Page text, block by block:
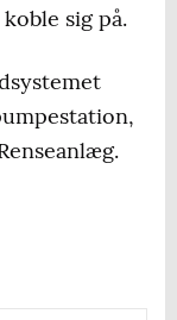
sig på.